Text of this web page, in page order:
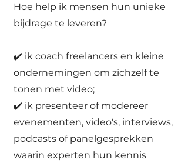
Hoe help ik mensen hun unieke
bijdrage te leveren?
✔️ ik coach freelancers en kleine
ondernemingen om zichzelf te
tonen met video;
✔️ ik presenteer of modereer
evenementen, video's, interviews,
podcasts of panelgesprekken
waarin experten hun kennis